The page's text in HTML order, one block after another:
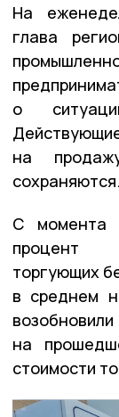
На
глава
о
на
сохраняются.
С момента
процент
торгующих
в среднем
на
стоимости